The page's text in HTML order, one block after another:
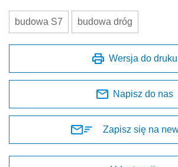
budowa S7 budowa dróg
Wersja do druku
Napisz do nas
Zapisz się na